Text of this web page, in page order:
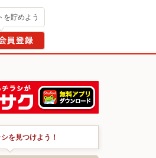
を貯めよう
を見つけよう！